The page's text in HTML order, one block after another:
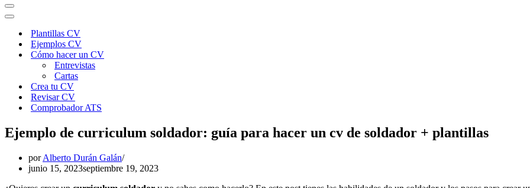
Menú
de
Menú
navegaciónPlantillas CV
Ejemplos CV
Cómo hacer un CV
Entrevistas
Cartas
Crea tu CV
Revisar CV
Comprobador ATS
Ejemplo de curriculum soldador: guía para hacer un cv de soldador + plantillas
porAlberto Durán Galán
junio 15, 2023septiembre 19, 2023